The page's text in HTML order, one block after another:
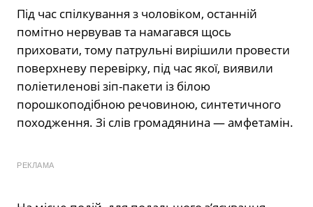
Під час спілкування з чоловіком, останній
помітно нервував та намагався щось
приховати, тому патрульні вирішили провести
поверхневу перевірку, під час якої, виявили
поліетиленові зіп-пакети із білою
порошкоподібною речовиною, синтетичного
походження. Зі слів громадянина — амфетамін.
РЕКЛАМА